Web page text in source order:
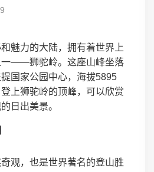
魅力的大陆，拥有着世界上
一——狮驼岭。这座山峰坐落
国家公园中心，海拔5895
上狮驼岭的顶峰，可以欣赏
日出美景。
观，也是世界著名的登山胜